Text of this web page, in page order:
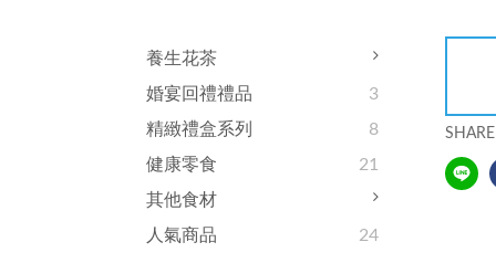
養生花茶
婚宴回禮禮品
3
精緻禮盒系列
8
健康零食
21
其他食材
人氣商品
24
SHARE